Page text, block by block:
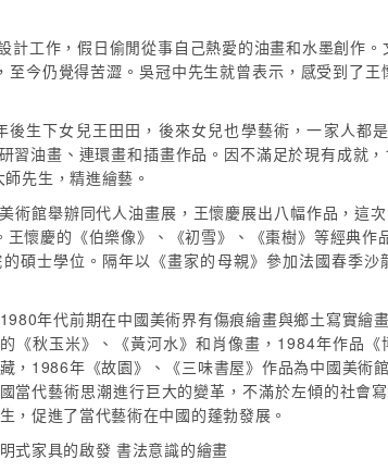
工作，假日偷閒從事自己熱愛的油畫和水墨創作。
今仍覺得苦澀。吳冠中先生就曾表示，感受到了王
生下女兒王田田，後來女兒也學藝術，一家人都
習油畫、連環畫和插畫作品。因不滿足於現有成就
先生，精進繪藝。
術館舉辦同代人油畫展，王懷慶展出八幅作品，這
懷慶的《伯樂像》、《初雪》、《棗樹》等經典
碩士學位。隔年以《畫家的母親》參加法國春季
1980年代前期在中國美術界有傷痕繪畫與鄉土寫實繪
的《秋玉米》、《黃河水》和肖像畫，1984年作品
藏，1986年《故園》、《三味書屋》作品為中國美術
國當代藝術思潮進行巨大的變革，不滿於左傾的社會
生，促進了當代藝術在中國的蓬勃發展。
明式家具的啟發 書法意識的繪畫